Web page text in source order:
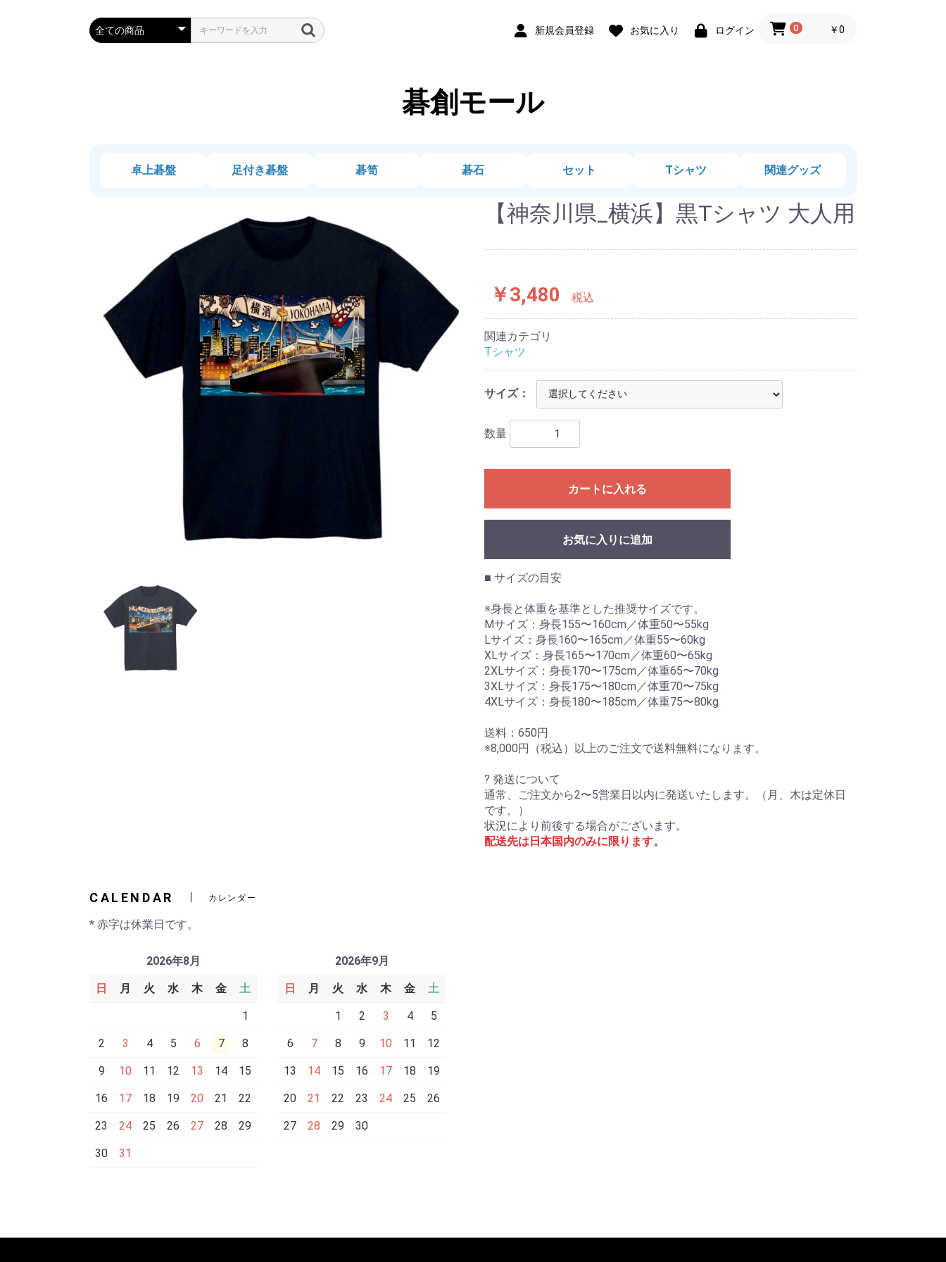
新規会員登録 お気に入り ログイン 0 ￥0
碁創モール
卓上碁盤 足付き碁盤 碁笥 碁石 セット Tシャツ 関連グッズ
【神奈川県_横浜】黒Tシャツ 大人用
￥3,480 税込
関連カテゴリ
Tシャツ
サイズ：
数量
カートに入れる
お気に入りに追加
■ サイズの目安
※身長と体重を基準とした推奨サイズです。
Mサイズ：身長155〜160cm／体重50〜55kg
Lサイズ：身長160〜165cm／体重55〜60kg
XLサイズ：身長165〜170cm／体重60〜65kg
2XLサイズ：身長170〜175cm／体重65〜70kg
3XLサイズ：身長175〜180cm／体重70〜75kg
4XLサイズ：身長180〜185cm／体重75〜80kg
送料：650円
※8,000円（税込）以上のご注文で送料無料になります。
? 発送について
通常、ご注文から2〜5営業日以内に発送いたします。（月、木は定休日
です。）
状況により前後する場合がございます。
配送先は日本国内のみに限ります。
CALENDAR カレンダー
* 赤字は休業日です。
2026年8月
日 月 火 水 木 金 土
1
2 3 4 5 6 7 8
9 10 11 12 13 14 15
16 17 18 19 20 21 22
23 24 25 26 27 28 29
30 31
2026年9月
日 月 火 水 木 金 土
1 2 3 4 5
6 7 8 9 10 11 12
13 14 15 16 17 18 19
20 21 22 23 24 25 26
27 28 29 30